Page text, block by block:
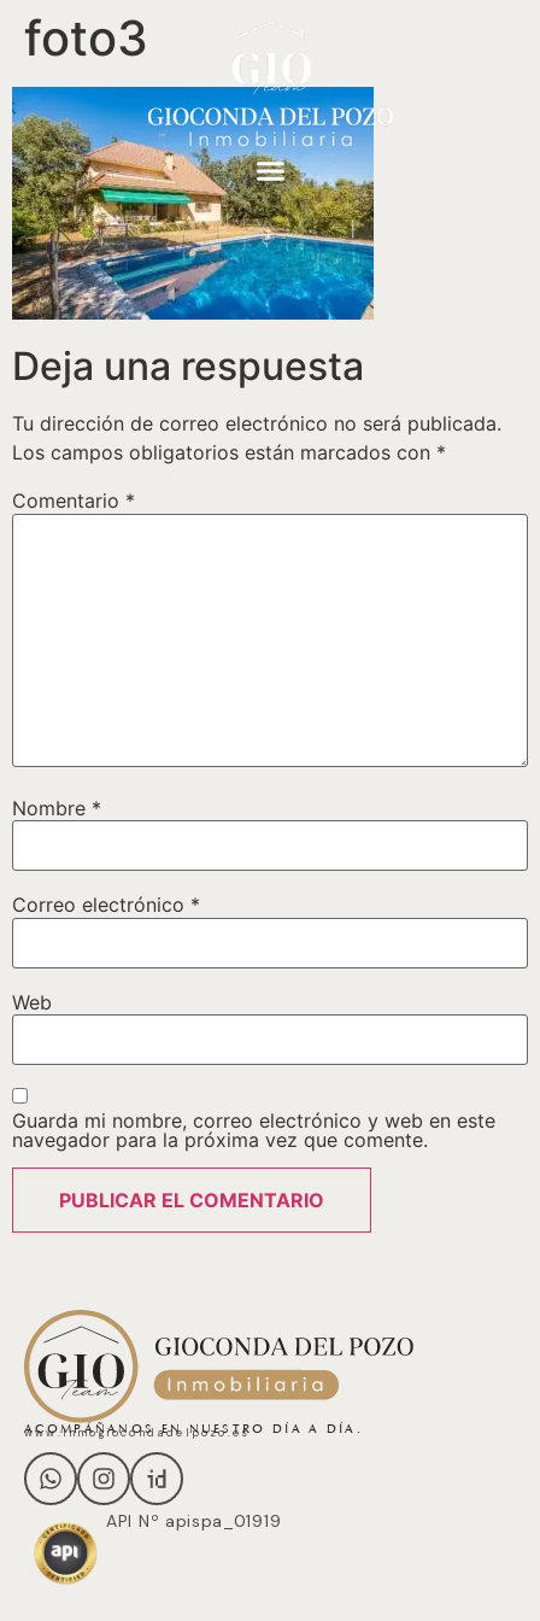
foto3
Deja una respuesta
Tu dirección de correo electrónico no será publicada.
Los campos obligatorios están marcados con *
Comentario *
Nombre *
Correo electrónico *
Web
Guarda mi nombre, correo electrónico y web en este
navegador para la próxima vez que comente.
ACOMPÁÑANOS EN NUESTRO DÍA A DÍA.
www.inmogiocondadelpozo.es
API Nº apispa_01919